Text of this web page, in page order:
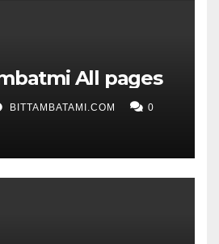
Bitambatmi All pages
BITTAMBATAMI.COM 0